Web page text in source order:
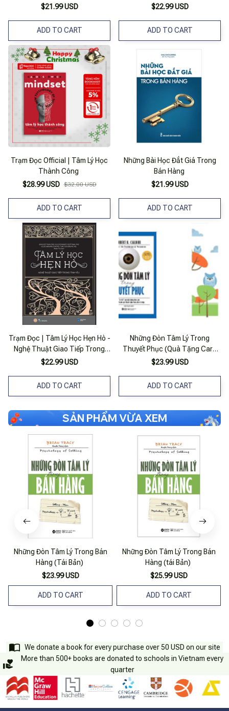
$21.99 USD
ADD TO CART
$22.99 USD
ADD TO CART
Trạm Đọc Official | Tâm Lý Học
Thành Công
$28.99 USD $32.00 USD
ADD TO CART
Những Bài Học Đắt Giá Trong
Bán Hàng
$21.99 USD
ADD TO CART
Trạm Đọc | Tâm Lý Học Hẹn Hò -
Nghệ Thuật Giao Tiếp Trong
Tình Yêu
$22.99 USD
ADD TO CART
Những Đòn Tâm Lý Trong
Thuyết Phục (Quà Tặng Card
Đánh Dấu Sách Đặc Biệt)
$23.99 USD
ADD TO CART
SẢN PHẨM VỪA XEM
Những Đòn Tâm Lý Trong Bán
Hàng (Tái Bản)
$23.99 USD
ADD TO CART
Những Đòn Tâm Lý Trong Bán
Hàng (tái Bản)
$25.99 USD
ADD TO CART
We donate a book for every purchase over 50 USD on our site
More than 500+ books are donated to schools in Vietnam every
quarter